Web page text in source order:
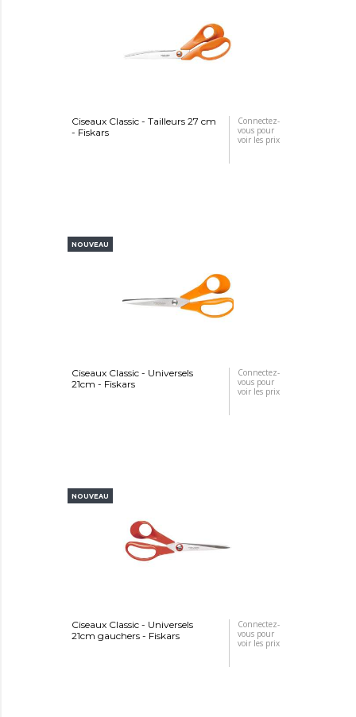
Ciseaux Classic - Tailleurs 27 cm
- Fiskars
Connectez-
vous pour
voir les prix
NOUVEAU
Ciseaux Classic - Universels
21cm - Fiskars
Connectez-
vous pour
voir les prix
NOUVEAU
Ciseaux Classic - Universels
21cm gauchers - Fiskars
Connectez-
vous pour
voir les prix